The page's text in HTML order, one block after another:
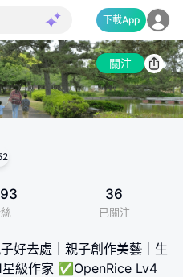
下載App
關注
36
已關注
好去處｜親子創作美藝｜生
級作家 ✅OpenRice Lv4